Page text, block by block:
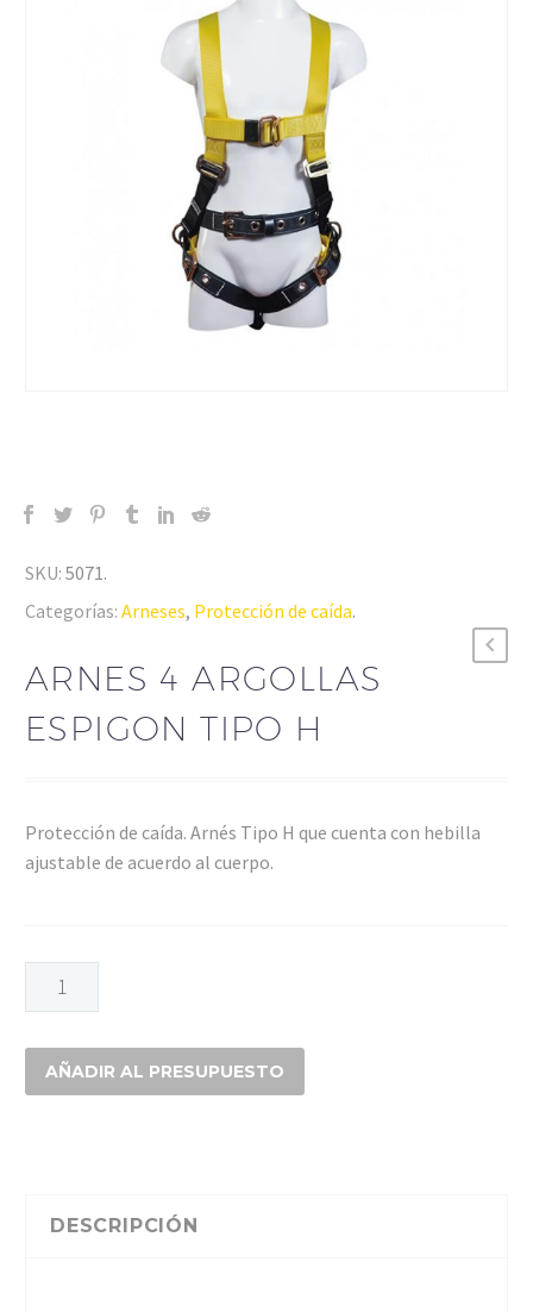
SKU: 5071.
Categorías: Arneses, Protección de caída.
ARNES 4 ARGOLLAS
ESPIGON TIPO H
Protección de caída. Arnés Tipo H que cuenta con hebilla
ajustable de acuerdo al cuerpo.
ARNES
4
ESPIGON
TIPO
AÑADIR AL PRESUPUESTO
DESCRIPCIÓN